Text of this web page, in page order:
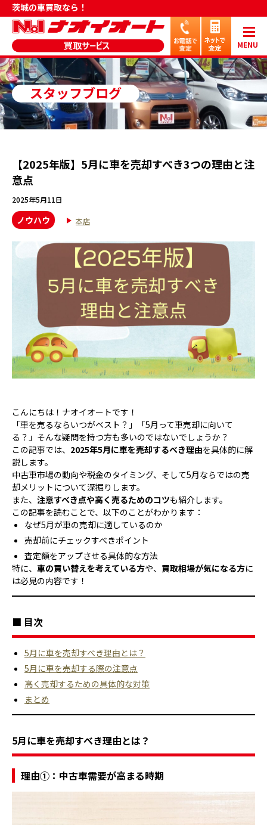
茨城の車買取なら！
MENU
スタッフブログ
【2025年版】5月に車を売却すべき3つの理由と注
意点
2025年5月11日
ノウハウ 本店
こんにちは！ナオイオートです！
「車を売るならいつがベスト？」「5月って車売却に向いて
る？」そんな疑問を持つ方も多いのではないでしょうか？
この記事では、 2025年5月に車を売却するべき理由を具体的に解
説します。
中古車市場の動向や税金のタイミング、そして5月ならではの売
却メリットについて深掘りします。
また、 注意すべき点や高く売るためのコツも紹介します。
この記事を読むことで、以下のことがわかります：
なぜ5月が車の売却に適しているのか
売却前にチェックすべきポイント
査定額をアップさせる具体的な方法
特に、 車の買い替えを考えている方や、 買取相場が気になる方に
は必見の内容です！
■ 目次
5月に車を売却すべき理由とは？
5月に車を売却する際の注意点
高く売却するための具体的な対策
まとめ
5月に車を売却すべき理由とは？
理由①：中古車需要が高まる時期